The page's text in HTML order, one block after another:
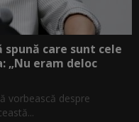
care sunt cele
„Nu eram deloc
vorbească despre